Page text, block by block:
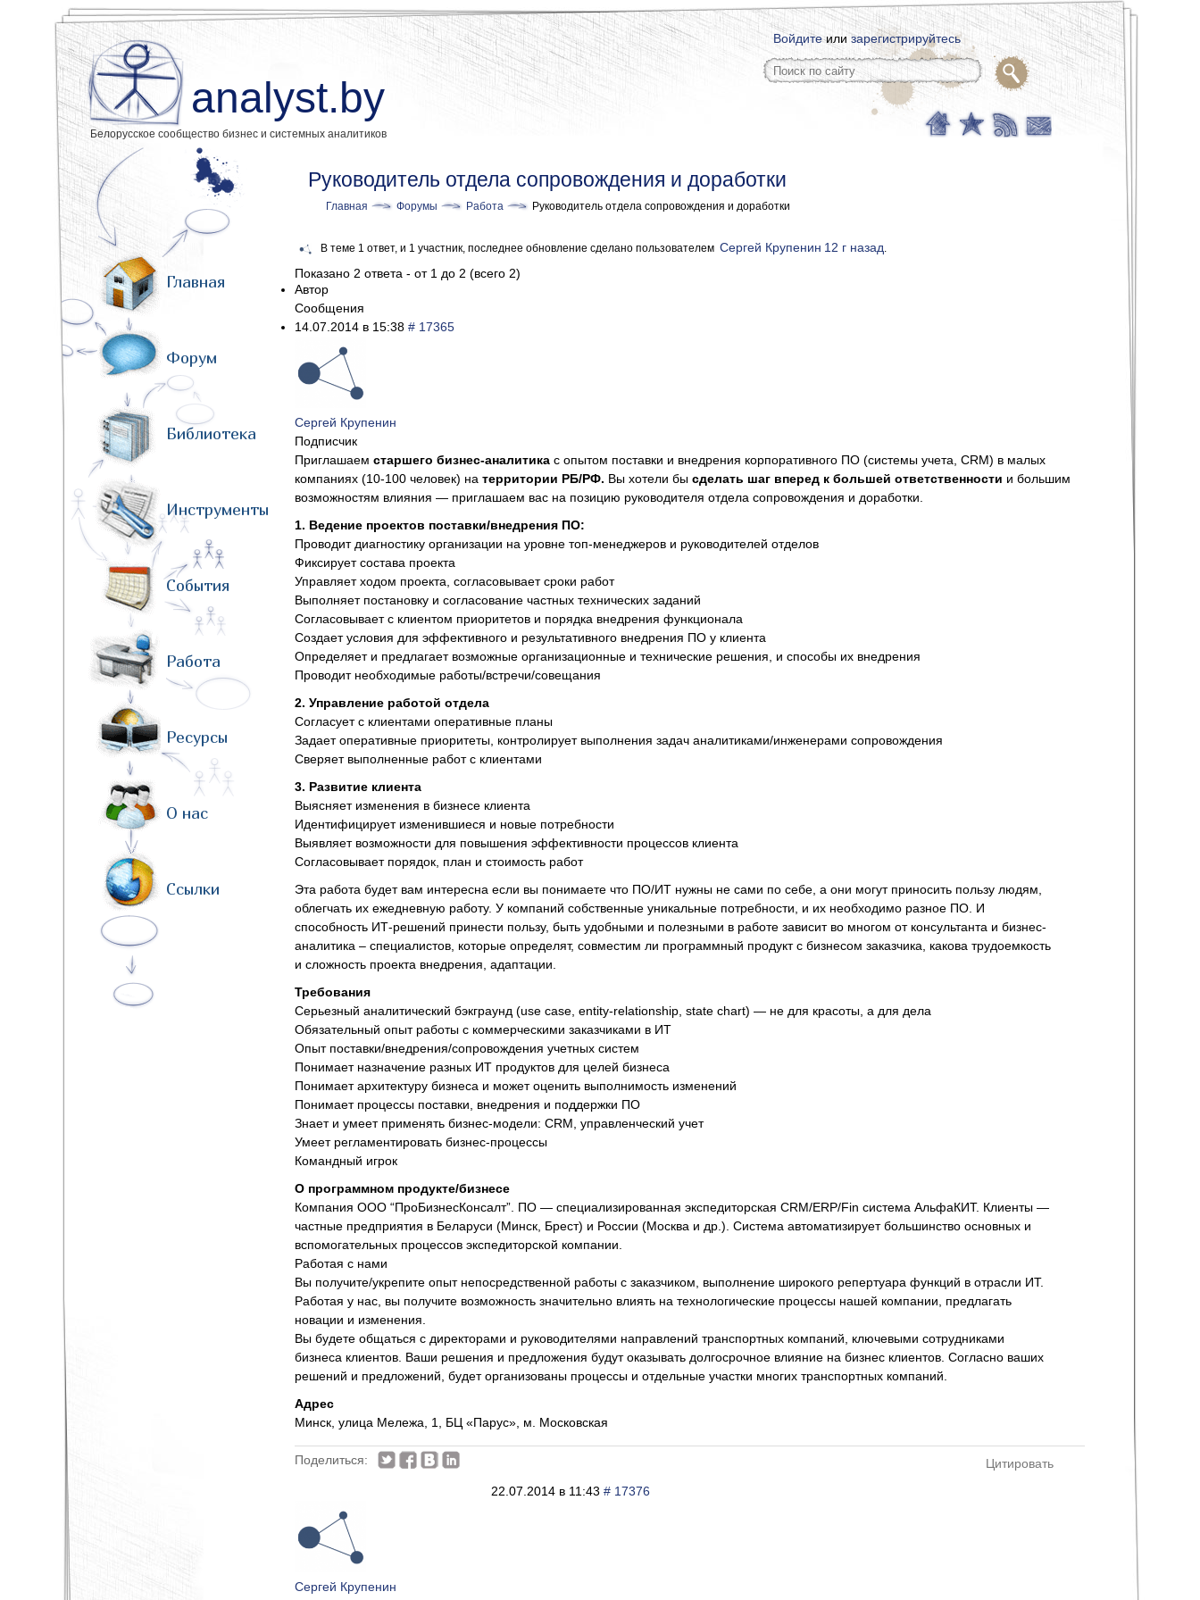
analyst.by
Белорусское сообщество бизнес и системных аналитиков
Войдитеилизарегистрируйтесь
Главная
Форум
Библиотека
Инструменты
События
Работа
Ресурсы
О нас
Ссылки
Руководитель отдела сопровождения и доработки
Главная Форумы Работа Руководитель отдела сопровождения и доработки
В теме 1 ответ, и 1 участник, последнее обновление сделано пользователем Сергей Крупенин 12 г назад.
Показано 2 ответа - от 1 до 2 (всего 2)
Автор
Сообщения
14.07.2014 в 15:38 # 17365
Сергей Крупенин
Подписчик
Приглашаем старшего бизнес-аналитика с опытом поставки и внедрения корпоративного ПО (системы учета, CRM) в малых
компаниях (10-100 человек) на территории РБ/РФ. Вы хотели бы сделать шаг вперед к большей ответственности и большим
возможностям влияния — приглашаем вас на позицию руководителя отдела сопровождения и доработки.
1. Ведение проектов поставки/внедрения ПО:
Проводит диагностику организации на уровне топ-менеджеров и руководителей отделов
Фиксирует состава проекта
Управляет ходом проекта, согласовывает сроки работ
Выполняет постановку и согласование частных технических заданий
Согласовывает с клиентом приоритетов и порядка внедрения функционала
Создает условия для эффективного и результативного внедрения ПО у клиента
Определяет и предлагает возможные организационные и технические решения, и способы их внедрения
Проводит необходимые работы/встречи/совещания
2. Управление работой отдела
Согласует с клиентами оперативные планы
Задает оперативные приоритеты, контролирует выполнения задач аналитиками/инженерами сопровождения
Сверяет выполненные работ с клиентами
3. Развитие клиента
Выясняет изменения в бизнесе клиента
Идентифицирует изменившиеся и новые потребности
Выявляет возможности для повышения эффективности процессов клиента
Согласовывает порядок, план и стоимость работ
Эта работа будет вам интересна если вы понимаете что ПО/ИТ нужны не сами по себе, а они могут приносить пользу людям,
облегчать их ежедневную работу. У компаний собственные уникальные потребности, и их необходимо разное ПО. И
способность ИТ-решений принести пользу, быть удобными и полезными в работе зависит во многом от консультанта и бизнес-
аналитика – специалистов, которые определят, совместим ли программный продукт с бизнесом заказчика, какова трудоемкость
и сложность проекта внедрения, адаптации.
Требования
Серьезный аналитический бэкграунд (use case, entity-relationship, state chart) — не для красоты, а для дела
Обязательный опыт работы с коммерческими заказчиками в ИТ
Опыт поставки/внедрения/сопровождения учетных систем
Понимает назначение разных ИТ продуктов для целей бизнеса
Понимает архитектуру бизнеса и может оценить выполнимость изменений
Понимает процессы поставки, внедрения и поддержки ПО
Знает и умеет применять бизнес-модели: CRM, управленческий учет
Умеет регламентировать бизнес-процессы
Командный игрок
О программном продукте/бизнесе
Компания ООО “ПроБизнесКонсалт”. ПО — специализированная экспедиторская CRM/ERP/Fin система АльфаКИТ. Клиенты —
частные предприятия в Беларуси (Минск, Брест) и России (Москва и др.). Система автоматизирует большинство основных и
вспомогательных процессов экспедиторской компании.
Работая с нами
Вы получите/укрепите опыт непосредственной работы с заказчиком, выполнение широкого репертуара функций в отрасли ИТ.
Работая у нас, вы получите возможность значительно влиять на технологические процессы нашей компании, предлагать
новации и изменения.
Вы будете общаться с директорами и руководителями направлений транспортных компаний, ключевыми сотрудниками
бизнеса клиентов. Ваши решения и предложения будут оказывать долгосрочное влияние на бизнес клиентов. Согласно ваших
решений и предложений, будет организованы процессы и отдельные участки многих транспортных компаний.
Адрес
Минск, улица Мележа, 1, БЦ «Парус», м. Московская
Поделиться:
Цитировать
22.07.2014 в 11:43 # 17376
Сергей Крупенин